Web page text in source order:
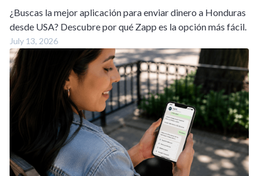
¿Buscas la mejor aplicación para enviar dinero a Honduras
desde USA? Descubre por qué Zapp es la opción más fácil.
July 13, 2026